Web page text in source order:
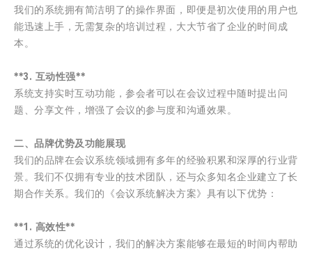
我们的系统拥有简洁明了的操作界面，即便是初次使用的用户也
能迅速上手，无需复杂的培训过程，大大节省了企业的时间成
本。
**3. 互动性强**
系统支持实时互动功能，参会者可以在会议过程中随时提出问
题、分享文件，增强了会议的参与度和沟通效果。
二、品牌优势及功能展现
我们的品牌在会议系统领域拥有多年的经验积累和深厚的行业背
景。我们不仅拥有专业的技术团队，还与众多知名企业建立了长
期合作关系。我们的《会议系统解决方案》具有以下优势：
**1. 高效性**
通过系统的优化设计，我们的解决方案能够在最短的时间内帮助